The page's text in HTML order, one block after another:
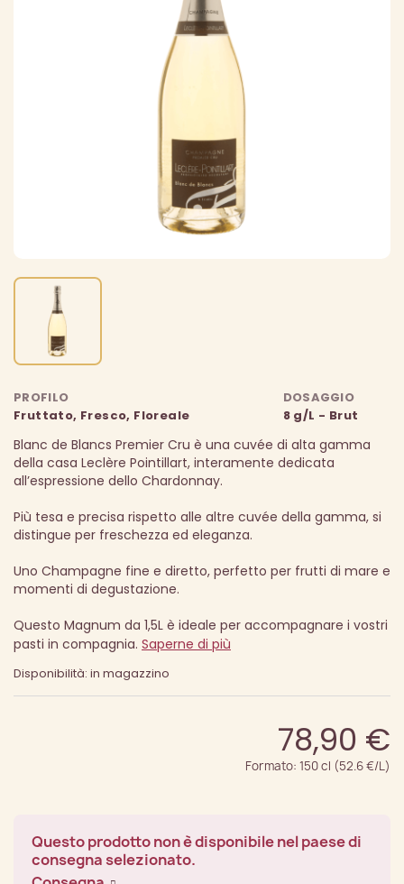
PROFILO
Fruttato, Fresco, Floreale
DOSAGGIO
8 g/L - Brut
Blanc de Blancs Premier Cru è una cuvée di alta gamma
della casa Leclère Pointillart, interamente dedicata
all’espressione dello Chardonnay.
Più tesa e precisa rispetto alle altre cuvée della gamma, si
distingue per freschezza ed eleganza.
Uno Champagne fine e diretto, perfetto per frutti di mare e
momenti di degustazione.
Questo Magnum da 1,5L è ideale per accompagnare i vostri
pasti in compagnia. Saperne di più
Disponibilità: in magazzino
78,90 €
Formato: 150 cl (52.6 €/L)
Questo prodotto non è disponibile nel paese di
consegna selezionato.